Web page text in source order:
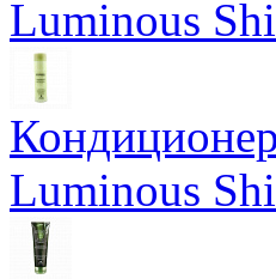
Luminous
Luminous